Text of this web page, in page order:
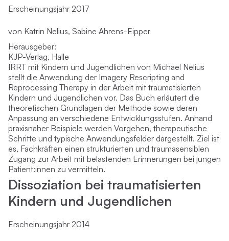
Erscheinungsjahr 2017
von Katrin Nelius, Sabine Ahrens-Eipper
Herausgeber:
KJP-Verlag, Halle
IRRT mit Kindern und Jugendlichen von Michael Nelius
stellt die Anwendung der Imagery Rescripting and
Reprocessing Therapy in der Arbeit mit traumatisierten
Kindern und Jugendlichen vor. Das Buch erläutert die
theoretischen Grundlagen der Methode sowie deren
Anpassung an verschiedene Entwicklungsstufen. Anhand
praxisnaher Beispiele werden Vorgehen, therapeutische
Schritte und typische Anwendungsfelder dargestellt. Ziel ist
es, Fachkräften einen strukturierten und traumasensiblen
Zugang zur Arbeit mit belastenden Erinnerungen bei jungen
Patient:innen zu vermitteln.
Dissoziation bei traumatisierten
Kindern und Jugendlichen
Erscheinungsjahr 2014